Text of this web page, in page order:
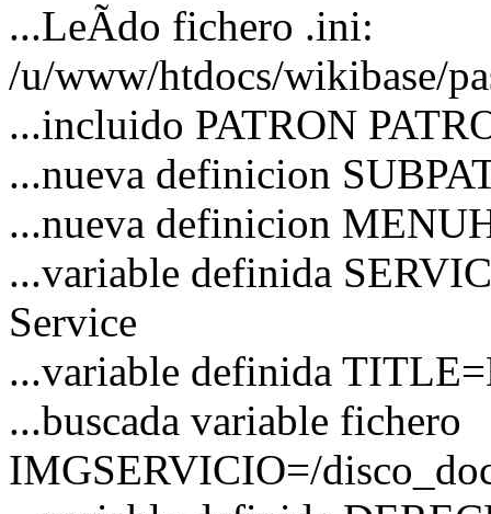
...LeÃ­do fichero .ini:
/u/www/htdocs/wikibase/
...incluido PATRON
...nueva definicion
...nueva definicion
...variable definida
Service
...variable definida
...buscada variable fichero
IMGSERVICIO=/